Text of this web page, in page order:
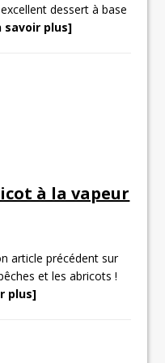
dessert à base
savoir plus]
à la vapeur
article précédent sur
et les abricots !
plus]